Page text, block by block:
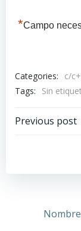
*Campo
Categories: c/
Tags:
Sin
las
Previous post